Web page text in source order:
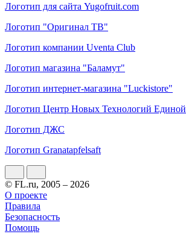
Логотип для сайта Yugofruit.com
Логотип "Оригинал ТВ"
Логотип компании Uventa Club
Логотип магазина "Баламут"
Логотип интернет-магазина "Luckistore"
Логотип Центр Новых Технологий
Логотип ДЖС
Логотип Granatapfelsaft
© FL.ru, 2005 – 2026
О проекте
Правила
Безопасность
Помощь